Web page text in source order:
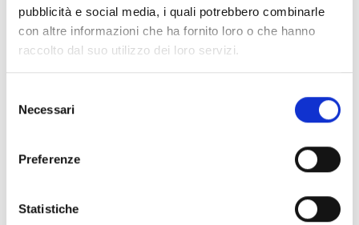
pubblicità e social media, i quali potrebbero combinarle
con altre informazioni che ha fornito loro o che hanno
raccolto dal suo utilizzo dei loro servizi.
delNecessari
Preferenze
Statistiche
Consigli degli esperti
territorio regionale e prevede un periodo di impegno
di durata pari a un anno. La singola annualità
pertanto gli impegni decorrono dal
Contatta il
seguente recapito telefonico: 39 010 548.51